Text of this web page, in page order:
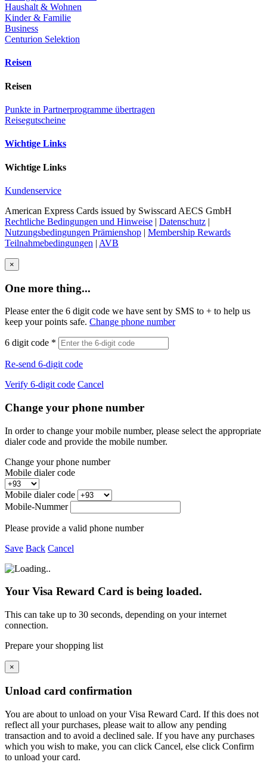
Haushalt & Wohnen
Kinder & Familie
Business
Centurion Selektion
Reisen
Reisen
Punkte in Partnerprogramme übertragen
Reisegutscheine
Wichtige Links
Wichtige Links
Kundenservice
American Express Cards issued by Swisscard AECS GmbH
Rechtliche Bedingungen und Hinweise | Datenschutz |
Nutzungsbedingungen Prämienshop | Membership Rewards
Teilnahmebedingungen | AVB
×
One more thing...
Please enter the 6 digit code we have sent by SMS to + to help us
keep your points safe. Change phone number
6 digit code *
Re-send 6-digit code
Verify 6-digit code Cancel
Change your phone number
In order to change your mobile number, please select the appropriate
dialer code and provide the mobile number.
Change your phone number
Mobile dialer code
Mobile dialer code
Mobile-Nummer
Please provide a valid phone number
Save Back Cancel
Your Visa Reward Card is being loaded.
This can take up to 30 seconds, depending on your internet
connection.
Prepare your shopping list
×
Unload card confirmation
You are about to unload on yourVisa Reward Card. If this does not
reflect all your purchases, please wait to allow any pending
transaction and to avoid a declined sale. If you have any purchases
which you wish to make, you can click Cancel, else click Confirm
to unload your card.